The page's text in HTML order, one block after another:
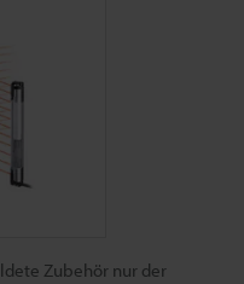
Zubehör nur der